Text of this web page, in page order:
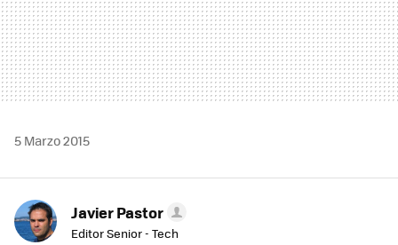
5 Marzo 2015
Javier Pastor
Editor Senior - Tech